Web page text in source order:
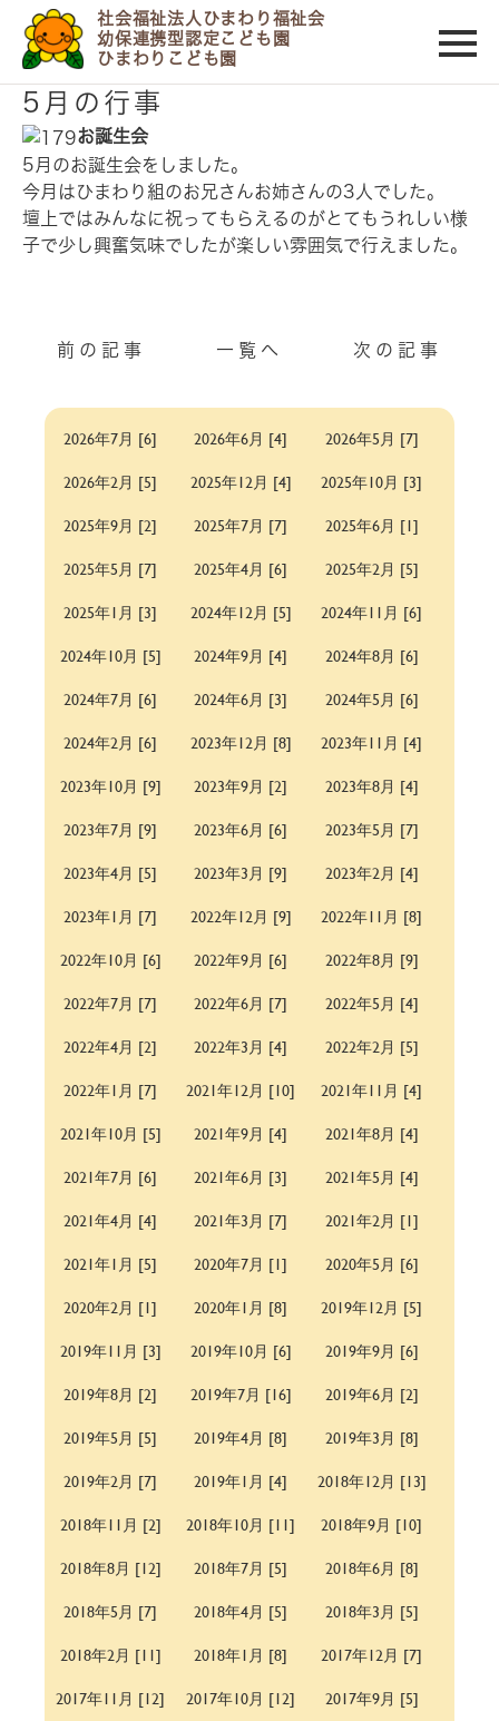
社会福祉法人ひまわり福祉会
幼保連携型認定こども園
ひまわりこども園
2012/05/09
5月の行事
お誕生会
5月のお誕生会をしました。
今月はひまわり組のお兄さんお姉さんの3人でした。
壇上ではみんなに祝ってもらえるのがとてもうれしい様
子で少し興奮気味でしたが楽しい雰囲気で行えました。
前の記事 一覧へ 次の記事
2026年7月 [6] 2026年6月 [4]
2026年5月 [7]
2026年2月 [5]
2025年12月 [4]
2025年10月 [3]
2025年9月 [2]
2025年7月 [7]
2025年6月 [1]
2025年5月 [7]
2025年4月 [6]
2025年2月 [5]
2025年1月 [3]
2024年12月 [5]
2024年11月 [6]
2024年10月 [5]
2024年9月 [4]
2024年8月 [6]
2024年7月 [6]
2024年6月 [3]
2024年5月 [6]
2024年2月 [6]
2023年12月 [8]
2023年11月 [4]
2023年10月 [9]
2023年9月 [2]
2023年8月 [4]
2023年7月 [9]
2023年6月 [6]
2023年5月 [7]
2023年4月 [5]
2023年3月 [9]
2023年2月 [4]
2023年1月 [7]
2022年12月 [9]
2022年11月 [8]
2022年10月 [6]
2022年9月 [6]
2022年8月 [9]
2022年7月 [7]
2022年6月 [7]
2022年5月 [4]
2022年4月 [2]
2022年3月 [4]
2022年2月 [5]
2022年1月 [7]
2021年12月 [10]
2021年11月 [4]
2021年10月 [5]
2021年9月 [4]
2021年8月 [4]
2021年7月 [6]
2021年6月 [3]
2021年5月 [4]
2021年4月 [4]
2021年3月 [7]
2021年2月 [1]
2021年1月 [5]
2020年7月 [1]
2020年5月 [6]
2020年2月 [1]
2020年1月 [8]
2019年12月 [5]
2019年11月 [3]
2019年10月 [6]
2019年9月 [6]
2019年8月 [2]
2019年7月 [16]
2019年6月 [2]
2019年5月 [5]
2019年4月 [8]
2019年3月 [8]
2019年2月 [7]
2019年1月 [4]
2018年12月 [13]
2018年11月 [2]
2018年10月 [11]
2018年9月 [10]
2018年8月 [12]
2018年7月 [5]
2018年6月 [8]
2018年5月 [7]
2018年4月 [5]
2018年3月 [5]
2018年2月 [11]
2018年1月 [8]
2017年12月 [7]
2017年11月 [12]
2017年10月 [12]
2017年9月 [5]